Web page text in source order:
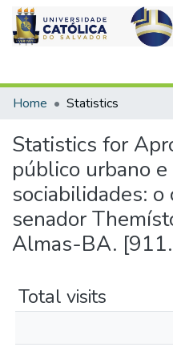
Communities & Collections
Home Statistics
Statistics for
público urbano
sociabilidades: o
senador
Almas-BA.
Total visits